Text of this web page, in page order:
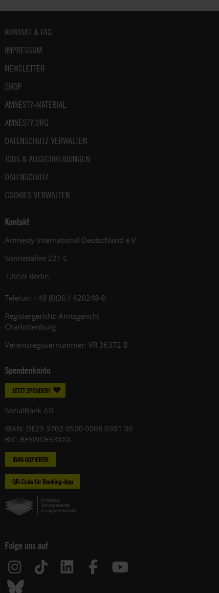
Fußbereich
KONTAKT & FAQ
IMPRESSUM
NEWSLETTER
SHOP
AMNESTY-MATERIAL
AMNESTY.ORG
DATENSCHUTZ VERWALTEN
JOBS & AUSSCHREIBUNGEN
DATENSCHUTZ
COOKIES VERWALTEN
Kontakt
Amnesty International Deutschland e.V.
Sonnenallee 221 C
12059 Berlin
Telefon: +49 (0)30 / 420248-0
Registergericht: Amtsgericht
Charlottenburg
Vereinsregisternummer: VR 36372 B
Spendenkonto
JETZT SPENDEN!
SozialBank AG
IBAN: DE23 3702 0500 0008 0901 00
BIC: BFSWDE33XXX
IBAN KOPIEREN
QR-Code für Banking-App
Folge uns auf